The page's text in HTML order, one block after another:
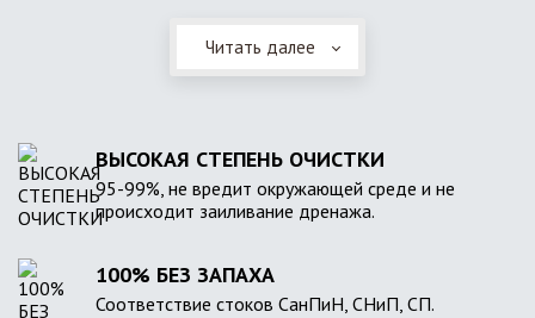
Читать далее
ВЫСОКАЯ СТЕПЕНЬ ОЧИСТКИ
95-99%, не вредит окружающей среде и не
происходит заиливание дренажа.
100% БЕЗ ЗАПАХА
Соответствие стоков СанПиН, СНиП, СП.